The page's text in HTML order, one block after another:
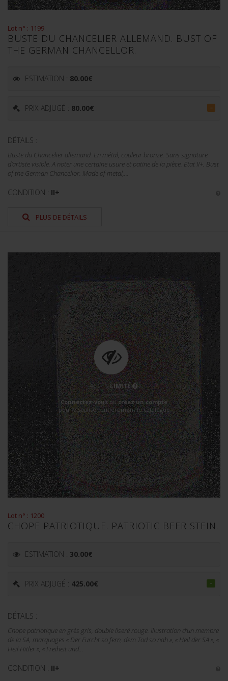
Lot n° : 1199
BUSTE DU CHANCELIER ALLEMAND. BUST OF
THE GERMAN CHANCELLOR.
ESTIMATION : 80.00€
PRIX ADJUGÉ : 80.00€ =
DÉTAILS :
Buste du Chancelier allemand. En métal, couleur bronze. Sans signature
d'artiste visible. A noter une certaine usure et patine de la pièce. Etat II+. Bust
of the German Chancellor. Made of metal,...
CONDITION : II+
PLUS DE DÉTAILS
ACCÈSLIMITÉ
Connectez-vousoucréez un compte
pour visualiser entièrement le catalogue
Lot n° : 1200
CHOPE PATRIOTIQUE. PATRIOTIC BEER STEIN.
ESTIMATION : 30.00€
PRIX ADJUGÉ : 425.00€
DÉTAILS :
Chope patriotique en grès gris, double liseré rouge. Illustration d’un membre
de la SA, marquages « Der Furcht so fern, dem Tod so nah », « Heil der SA », «
Heil Hitler », « Freiheit und...
CONDITION : II+